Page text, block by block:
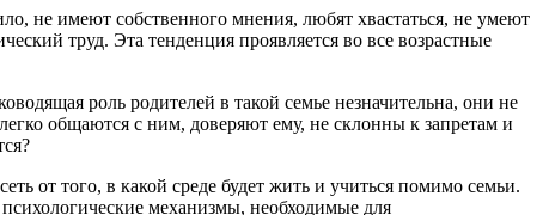
не имеют собственного мнения, любят хвастаться, не умеют
труд. Эта тенденция проявляется во все возрастные
роль родителей в такой семье незначительна, они не
общаются с ним, доверяют ему, не склонны к запретам и
от того, в какой среде будет жить и учиться помимо семьи.
механизмы, необходимые для